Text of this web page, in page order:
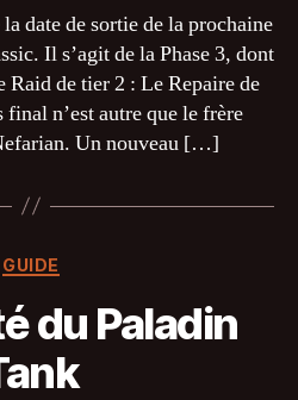
sortie
Phase
3
&
Repaire
date de sortie de la prochaine
Il s’agit de la Phase 3, dont
de tier 2 : Le Repaire de
n’est autre que le frère
Un nouveau […]
Catégories
GUIDE
du Paladin